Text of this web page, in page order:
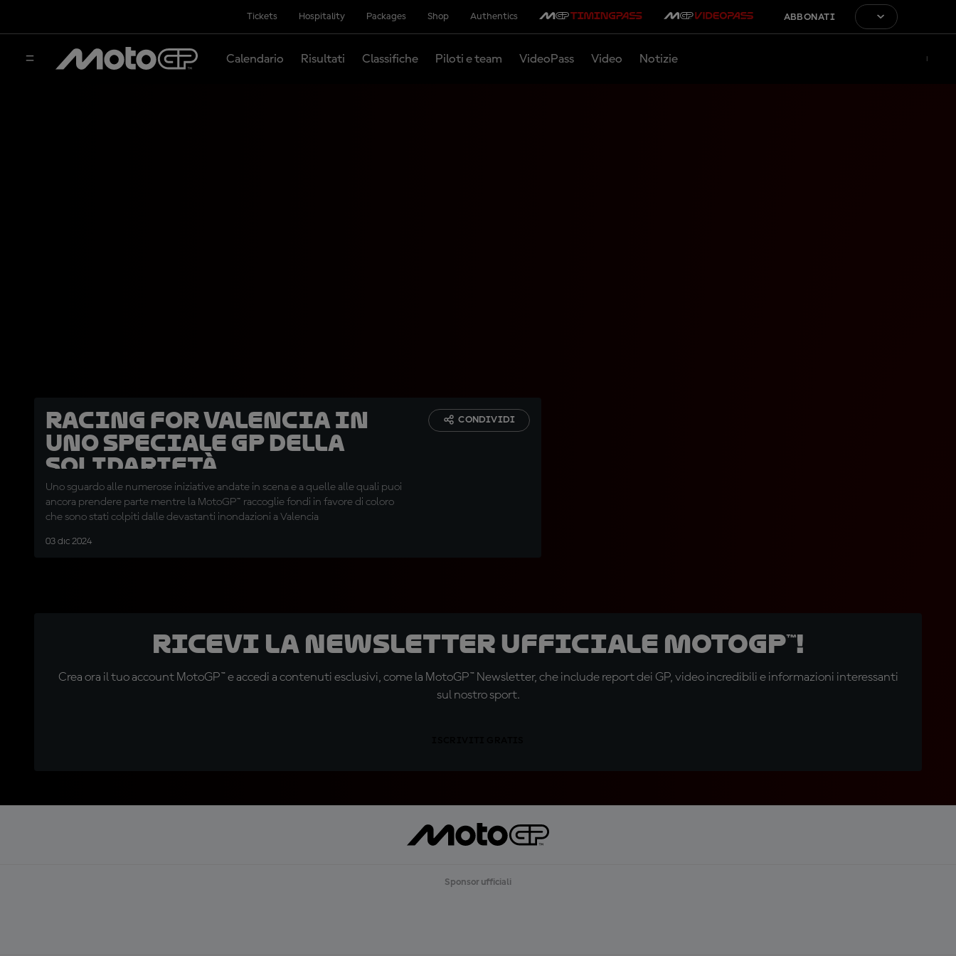
Tickets Hospitality Packages Shop Authentics ABBONATI
Calendario Risultati Classifiche Piloti e team VideoPass Video Notizie
Racing for Valencia in
uno speciale GP della
Solidarietà
Uno sguardo alle numerose iniziative andate in scena e a quelle alle quali puoi
ancora prendere parte mentre la MotoGP™ raccoglie fondi in favore di coloro
che sono stati colpiti dalle devastanti inondazioni a Valencia
03 dic 2024
CONDIVIDI
Ricevi la newsletter ufficiale MotoGP™!
Crea ora il tuo account MotoGP™ e accedi a contenuti esclusivi, come la MotoGP™ Newsletter, che include report dei GP, video incredibili e informazioni interessanti
sul nostro sport.
Sponsor ufficiali